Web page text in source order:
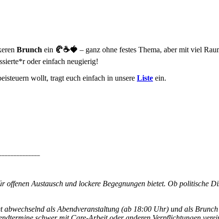
Brunch ein 🥐☕🍓 – ganz ohne festes Thema, aber mit viel
oder einfach neugierig!
wollt, tragt euch einfach in unsere Liste ein.
Austausch und lockere Begegnungen bietet. Ob politische
als Abendveranstaltung (ab 18:00 Uhr) und als